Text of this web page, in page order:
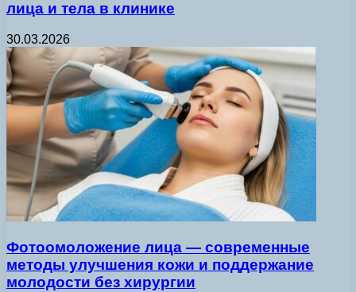
лица и тела в клинике
30.03.2026
Фотоомоложение лица — современные
методы улучшения кожи и поддержание
молодости без хирургии